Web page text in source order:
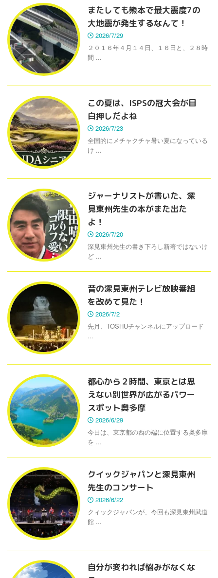
またしても熊本で最大震度7の
大地震が発生するなんて！
2026/7/29
２０１６年４月１４日、１６日と、２８時
間 ...
この夏は、ISPSの冠大会が目
白押しだよね
2026/7/23
全国的にメチャクチャ暑い夏になっている
け ...
ジャーナリストが書いた、深
見東州先生の本がまた出た
よ！
2026/7/20
深見東州先生の書き下ろし新著ではないけ
ど ...
昔の深見東州テレビ放映番組
を改めて見た！
2026/7/2
先月、TOSHUチャンネルにアップロード
...
都心から２時間、東京とは思
えない別世界が広がるパワー
スポット奥多摩
2026/6/29
今日は、東京都の西の端に位置する奥多摩
を ...
クイックジャパンと深見東州
先生のコンサート
2026/6/22
クィックジャパンが、今回も深見東州武道
館 ...
自分が変われば悩みがなくな